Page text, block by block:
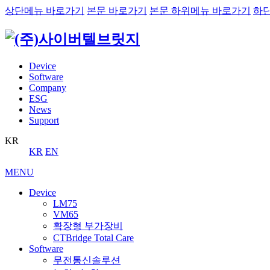
상단메뉴 바로가기 본문 바로가기 본문 하위메뉴 바로가기 하
Device
Software
Company
ESG
News
Support
KR
KR EN
MENU
Device
LM75
VM65
확장형 부가장비
CTBridge Total Care
Software
무전통신솔루션